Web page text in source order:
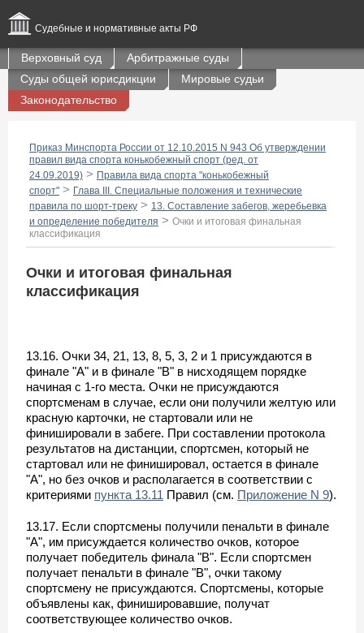
Судебные и нормативные акты РФ
Верховный суд
Арбитражные суды
Суды общей юрисдикции
Мировые судьи
Законодательство
Приказ Минспорта России от 12.10.2015 N 943 Об утверждении
правил вида спорта конькобежный спорт (ред. от
24.09.2019) > Правила вида спорта "конькобежный
спорт" > Глава III. Специальные положения и технические
правила по шорт-треку > 13. Составление забегов, жеребьевка
и определение победителя > Очки и итоговая финальная
классификация
Очки и итоговая финальная
классификация
13.16. Очки 34, 21, 13, 8, 5, 3, 2 и 1 присуждаются в
финале "A" и в финале "B" в нисходящем порядке
начиная с 1-го места. Очки не присуждаются
спортсменам в случае, если они получили желтую или
красную карточки, не стартовали или не
финишировали в забеге. При составлении протокола
результатов на дистанции, спортсмен, который не
стартовал или не финишировал, остается в финале
"A", но без очков и располагается в соответствии с
критериями пункта 13.11 Правил (см. Приложение N 9).
13.17. Если спортсмены получили пенальти в финале
"A", им присуждается количество очков, которое
получает победитель финала "B". Если спортсмен
получает пенальти в финале "B", очки такому
спортсмену не присуждаются. Спортсмены, которые
объявлены как, финишировавшие, получат
соответствующее количество очков.